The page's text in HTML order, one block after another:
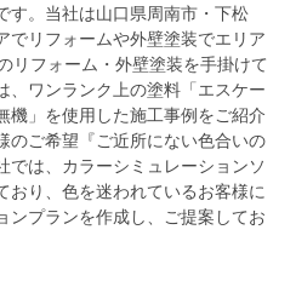
す。当社は山口県周南市・下松
でリフォームや外壁塗装でエリア
リフォーム・外壁塗装を手掛けて
、ワンランク上の塗料「エスケー
機」を使用した施工事例をご紹介
のご希望『ご近所にない色合いの
では、カラーシミュレーションソ
おり、色を迷われているお客様に
ンプランを作成し、ご提案してお